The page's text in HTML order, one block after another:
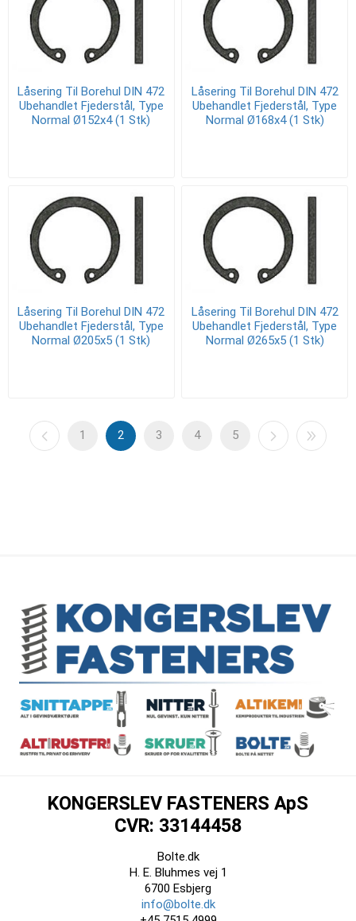
Låsering Til Borehul DIN 472
Ubehandlet Fjederstål, Type
Normal Ø152x4 (1 Stk)
Låsering Til Borehul DIN 472
Ubehandlet Fjederstål, Type
Normal Ø168x4 (1 Stk)
Låsering Til Borehul DIN 472
Ubehandlet Fjederstål, Type
Normal Ø205x5 (1 Stk)
Låsering Til Borehul DIN 472
Ubehandlet Fjederstål, Type
Normal Ø265x5 (1 Stk)
1 2 3 4 5
KONGERSLEV FASTENERS ApS
CVR: 33144458
Bolte.dk
H. E. Bluhmes vej 1
6700 Esbjerg
info@bolte.dk